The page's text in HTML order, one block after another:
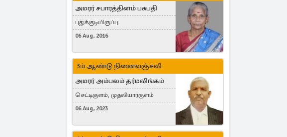
அமரர் சபாரத்தினம் பசுபதி
புதுக்குடியிருப்பு
06 Aug, 2016
3ம் ஆண்டு நினைவஞ்சலி
அமரர் அம்பலம் தர்மலிங்கம்
செட்டிகுளம், முதலியார்குளம்
06 Aug, 2023